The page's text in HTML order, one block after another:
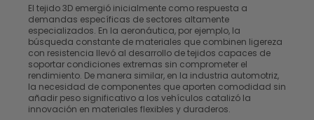
El tejido 3D emergió inicialmente como respuesta a
demandas específicas de sectores altamente
especializados. En la aeronáutica, por ejemplo, la
búsqueda constante de materiales que combinen ligereza
con resistencia llevó al desarrollo de tejidos capaces de
soportar condiciones extremas sin comprometer el
rendimiento. De manera similar, en la industria automotriz,
la necesidad de componentes que aporten comodidad sin
añadir peso significativo a los vehículos catalizó la
innovación en materiales flexibles y duraderos.